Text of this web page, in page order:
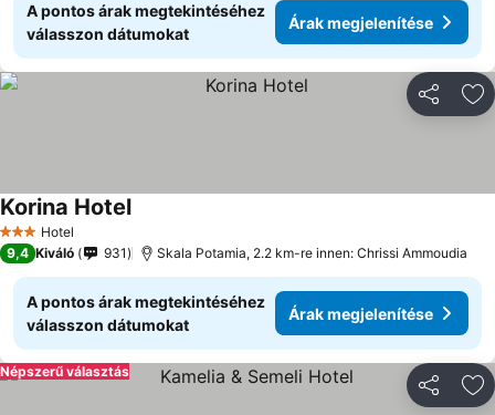
A pontos árak megtekintéséhez
válasszon dátumokat
Árak megjelenítése
3 Kategória
Hotel
Korina Hotel
9,4 Kiváló 931 Skala Potamia, 2.2 km-re innen: Chrissi Ammoudia
A pontos árak megtekintéséhez
válasszon dátumokat
Árak megjelenítése
Népszerű választás